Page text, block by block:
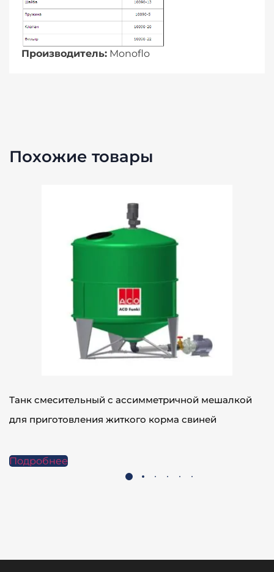
Производитель: Monoflo
Похожие товары
Танк смесительный с ассимметричной мешалкой
для приготовления житкого корма свиней
Подробнее